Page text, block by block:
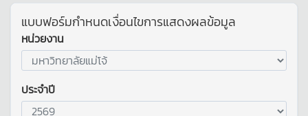
แบบฟอร์มกำหนดเงื่อนไขการแสดงผลข้อมูล
หน่วยงาน
ประจำปี